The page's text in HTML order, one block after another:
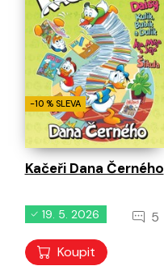
-10 % SLEVA
Kačeři Dana Černého
19. 5. 2026 5
Koupit